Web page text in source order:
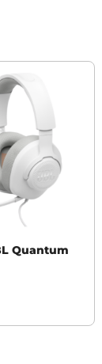
Quantum